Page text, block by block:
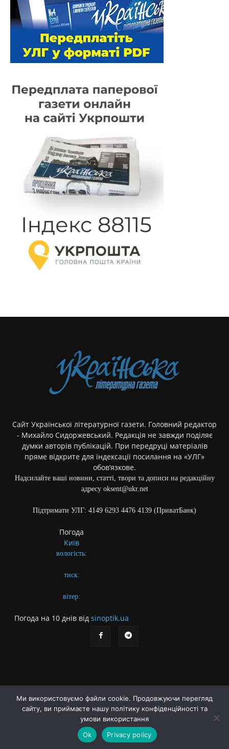
Сайт Української літературної газети. Головний редактор
- Михайло Сидоржевський. Редакція не завжди поділяє
думки авторів публікацій. При передруці матеріалів
пряме відкрите для індексації посилання на «УЛГ»
обов’язкове.
Надсилайте ваші новини, статті, твори та дописи на редакційну
адресу oksent@ukr.net
Підтримати УЛГ: 4149 6293 4476 4139 (ПриватБанк)
Погода
Київ
вологість:
тиск:
вітер:
Погода на 10 днів від sinoptik.ua
Про газету
Правила користування сайтом
Політика конфіденційності
© Українська літературна газета. Заснована 2009 року
Ми використовуємо файли cookie. Продовжуючи перегляд
сайту, ви приймаєте нашу політику конфіденційності та
умови використання
Ok
Privacy policy